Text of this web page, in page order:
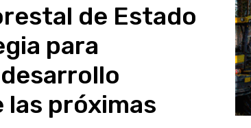
de Estado
para
próximas